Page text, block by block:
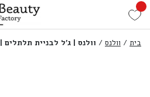
בית / וולנס / וולנס | ג’ל לבניית תלתלים | 180 מ”ל